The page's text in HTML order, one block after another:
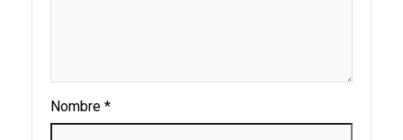
Nombre *